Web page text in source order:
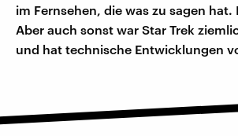
im Fernsehen, die was zu sagen hat.
Aber auch sonst war Star Trek
und hat technische Entwicklungen